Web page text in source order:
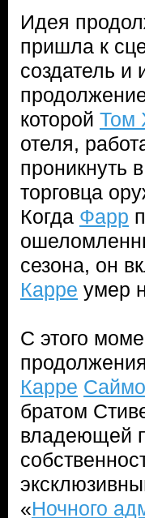
Идея
пришла к
создатель
которой Том
отеля,
проникнуть
торговца
Когда Фарр
сезона, он
Карре умер
С этого
Карре
братом
владеющей
«Ночного